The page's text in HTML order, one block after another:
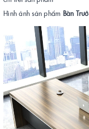
Hình ảnh sản phẩm Bàn